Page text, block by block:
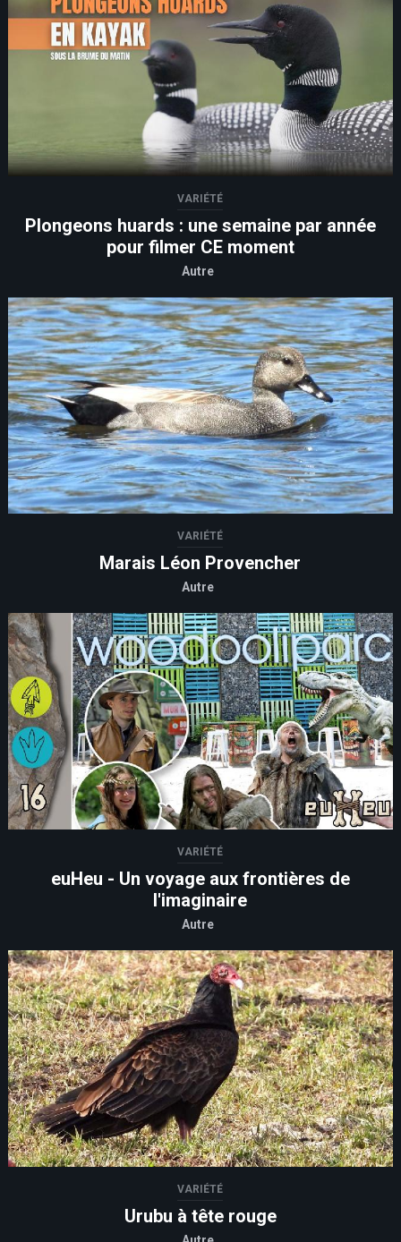
VARIÉTÉ
Plongeons huards : une semaine par année
pour filmer CE moment
Autre
VARIÉTÉ
Marais Léon Provencher
Autre
VARIÉTÉ
euHeu - Un voyage aux frontières de
l'imaginaire
Autre
VARIÉTÉ
Urubu à tête rouge